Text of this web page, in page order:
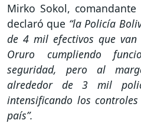
Mirko Sokol,
declaró que “la Policía
de 4 mil efectivos que
Oruro cumpliendo
seguridad, pero al
alrededor de 3 mil
intensificando los
país”.